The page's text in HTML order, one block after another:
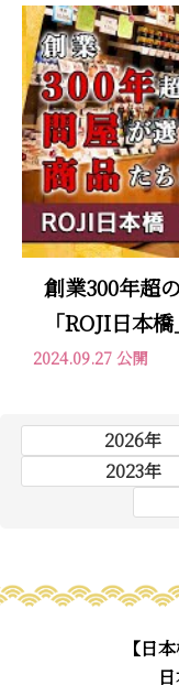
創業300年超
「ROJI日本橋
2024.09.27 公開
2026年
2023年
【日